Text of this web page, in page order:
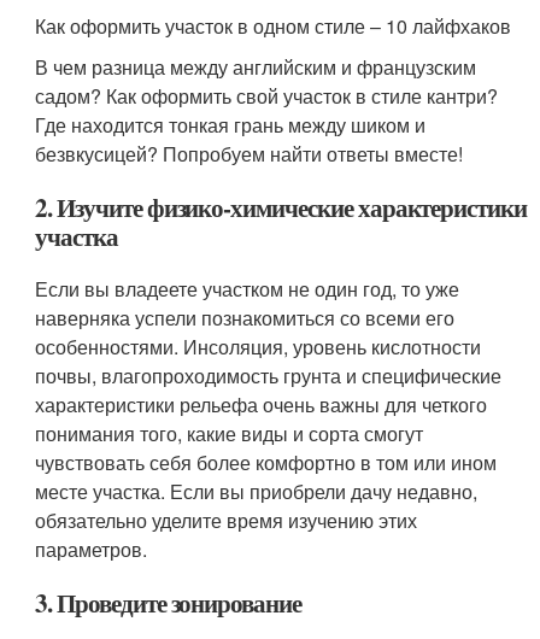
Как оформить участок в одном стиле – 10 лайфхаков
В чем разница между английским и французским
садом? Как оформить свой участок в стиле кантри?
Где находится тонкая грань между шиком и
безвкусицей? Попробуем найти ответы вместе!
2. Изучите физико-химические характеристики
участка
Если вы владеете участком не один год, то уже
наверняка успели познакомиться со всеми его
особенностями. Инсоляция, уровень кислотности
почвы, влагопроходимость грунта и специфические
характеристики рельефа очень важны для четкого
понимания того, какие виды и сорта смогут
чувствовать себя более комфортно в том или ином
месте участка. Если вы приобрели дачу недавно,
обязательно уделите время изучению этих
параметров.
3. Проведите зонирование